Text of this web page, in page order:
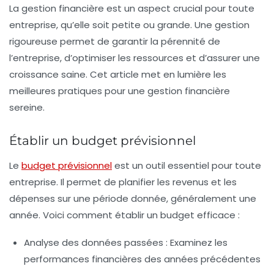
La gestion financière est un aspect crucial pour toute
entreprise, qu’elle soit petite ou grande. Une gestion
rigoureuse permet de garantir la pérennité de
l’entreprise, d’optimiser les ressources et d’assurer une
croissance saine. Cet article met en lumière les
meilleures pratiques pour une gestion financière
sereine.
Établir un budget prévisionnel
Le budget prévisionnelest un outil essentiel pour toute
entreprise. Il permet de planifier les revenus et les
dépenses sur une période donnée, généralement une
année. Voici comment établir un budget efficace :
Analyse des données passées : Examinez les
performances financières des années précédentes